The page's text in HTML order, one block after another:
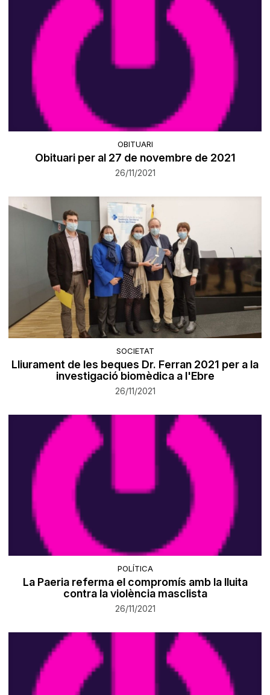
OBITUARI
Obituari per al 27 de novembre de 2021
26/11/2021
SOCIETAT
Lliurament de les beques Dr. Ferran 2021 per a la
investigació biomèdica a l'Ebre
26/11/2021
POLÍTICA
La Paeria referma el compromís amb la lluita
contra la violència masclista
26/11/2021